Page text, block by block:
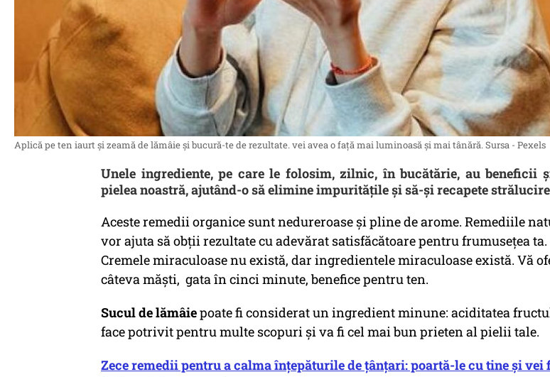
Aplică pe ten iaurt și zeamă de lămâie și bucură-te de rezultate. vei avea o față mai luminoasă și mai tânără. Sursa - Pexels
Unele ingrediente, pe care le folosim, zilnic, în bucătărie, au beneficii
pielea noastră, ajutând-o să elimine impuritățile și să-și recapete
Aceste remedii organice sunt nedureroase și pline de arome. Remediile
vor ajuta să obții rezultate cu adevărat satisfăcătoare pentru frumusețea ta.
Cremele miraculoase nu există, dar ingredientele miraculoase există. Vă
câteva măști, gata în cinci minute, benefice pentru ten.
Sucul de lămâiepoate fi considerat un ingredient minune: aciditatea
face potrivit pentru multe scopuri și va fi cel mai bun prieten al pielii tale.
Zece remedii pentru a calma înțepăturile de țânțari: poartă-le cu tine și vei